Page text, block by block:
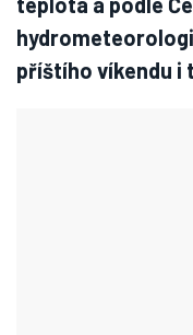
příštího víkendu i